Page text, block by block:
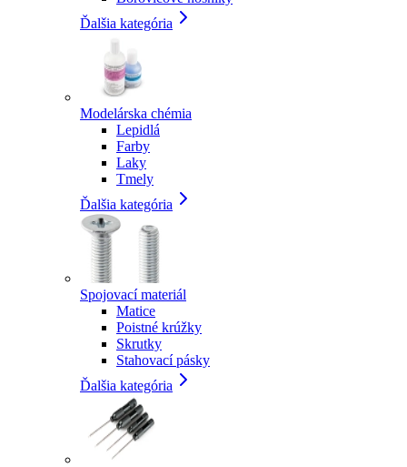
Ďalšia kategória
Modelárska chémia
Lepidlá
Farby
Laky
Tmely
Ďalšia kategória
Spojovací materiál
Matice
Poistné krúžky
Skrutky
Stahovací pásky
Ďalšia kategória